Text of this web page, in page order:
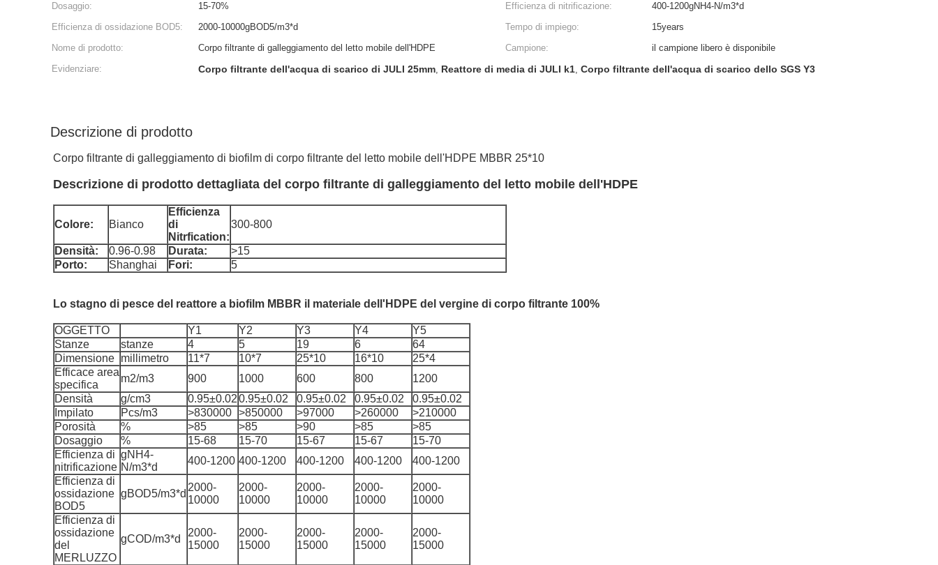
Dosaggio:
15-70% Efficienza di nitrificazione:
400-1200gNH4-N/m3*d
Efficienza di ossidazione BOD5:
2000-10000gBOD5/m3*d Tempo di impiego:
15years
Nome di prodotto:
Corpo filtrante di galleggiamento del letto mobile dell'HDPE Campione:
il campione libero è disponibile
Evidenziare:
Corpo filtrante dell'acqua di scarico di JULI 25mm, Reattore di media di JULI k1, Corpo filtrante dell'acqua di scarico dello SGS Y3
Descrizione di prodotto
Corpo filtrante di galleggiamento di biofilm di corpo filtrante del letto mobile dell'HDPE MBBR 25*10
Descrizione di prodotto dettagliata del corpo filtrante di galleggiamento del letto mobile dell'HDPE
Colore: Bianco
Efficienza
di
Nitrfication:
300-800
Densità: 0.96-0.98 Durata:
>15
Porto:
Shanghai Fori: 5
Lo stagno di pesce del reattore a biofilm MBBR il materiale dell'HDPE del vergine di corpo filtrante 100%
OGGETTO Y1 Y2 Y3 Y4
Y5
Stanze
stanze 4 5 19 6
64
Dimensione millimetro 11*7 10*7 25*10 16*10
25*4
Efficace area
specifica
m2/m3 900 1000 600 800
1200
Densità
g/cm3 0.95±0.020.95±0.02 0.95±0.02 0.95±0.02
0.95±0.02
Impilato
Pcs/m3 >830000 >850000 >97000 >260000
>210000
Porosità
% >85 >85 >90 >85
>85
Dosaggio
% 15-68 15-70 15-67 15-67
15-70
Efficienza di
nitrificazione
gNH4-
N/m3*d
400-1200 400-1200 400-1200 400-1200
400-1200
Efficienza di
ossidazione
BOD5
gBOD5/m3*d
2000-
10000
2000-
10000
2000-
10000
2000-
10000
2000-
10000
Efficienza di
ossidazione
del
MERLUZZO
gCOD/m3*d
2000-
15000
2000-
15000
2000-
15000
2000-
15000
2000-
15000